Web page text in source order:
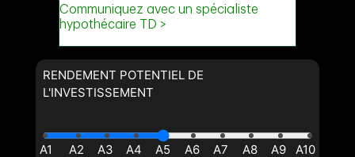
RENDEMENT POTENTIEL DE
L'INVESTISSEMENT